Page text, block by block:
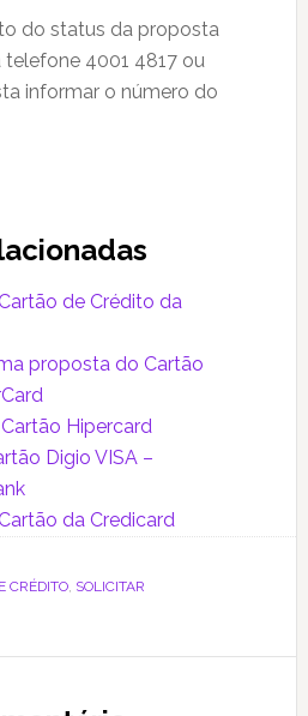
do status da proposta
4001 4817 ou
informar o número do
de Crédito da
proposta do Cartão
Hipercard
Digio VISA –
da Credicard
CRÉDITO, SOLICITAR